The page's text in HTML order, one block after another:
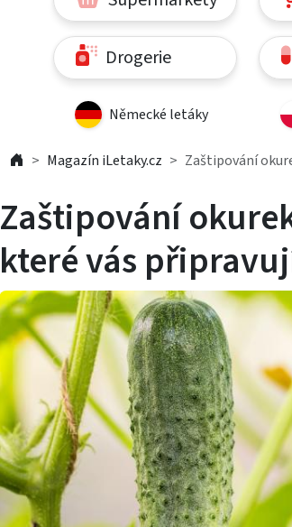
Drogerie
Německé letáky
Magazín iLetaky.cz Zaštipování
Zaštipování
které vás